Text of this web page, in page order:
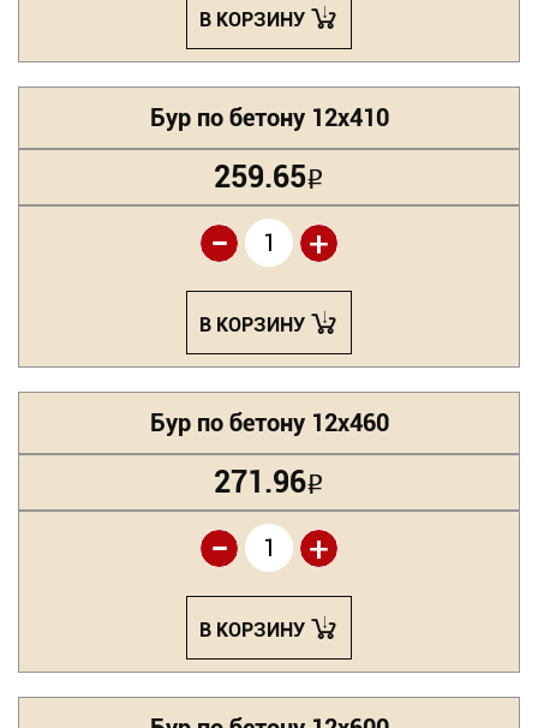
В КОРЗИНУ
Бур по бетону 12х410
259.65Р
+
-
В КОРЗИНУ
Бур по бетону 12х460
271.96Р
+
-
В КОРЗИНУ